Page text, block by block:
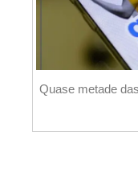
Quase metade